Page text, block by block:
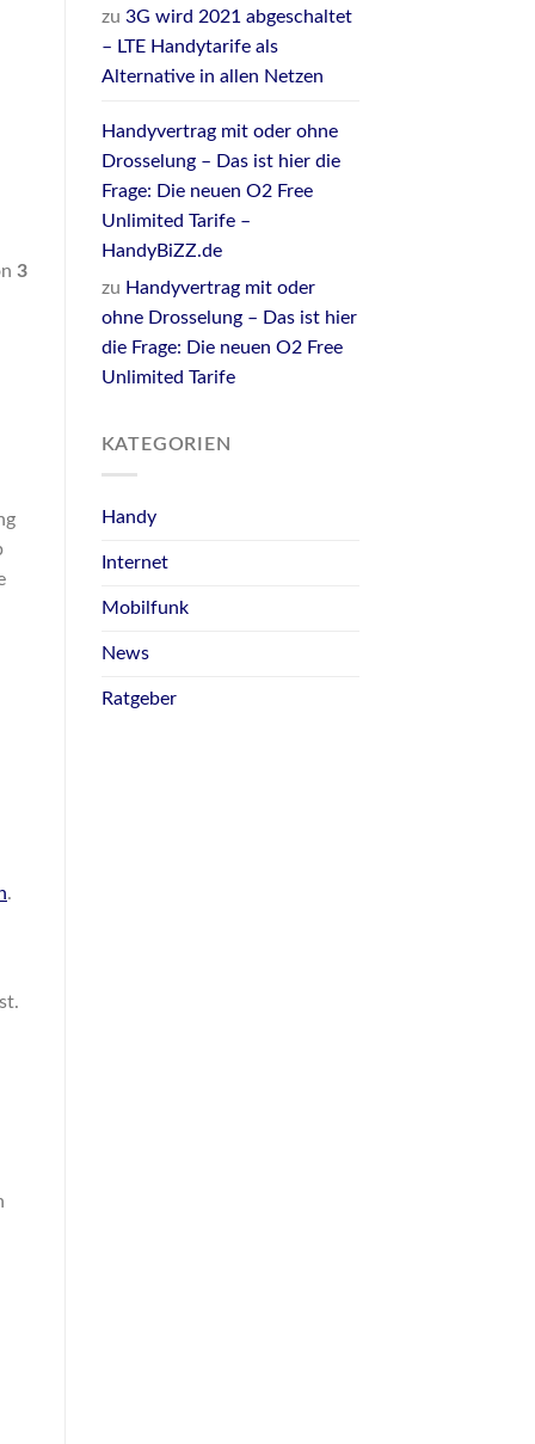
3
.
zu 3G wird 2021 abgeschaltet
– LTE Handytarife als
Alternative in allen Netzen
Handyvertrag mit oder ohne
Drosselung – Das ist hier die
Frage: Die neuen O2 Free
Unlimited Tarife –
HandyBiZZ.de
zu Handyvertrag mit oder
ohne Drosselung – Das ist hier
die Frage: Die neuen O2 Free
Unlimited Tarife
KATEGORIEN
Handy
Internet
Mobilfunk
News
Ratgeber